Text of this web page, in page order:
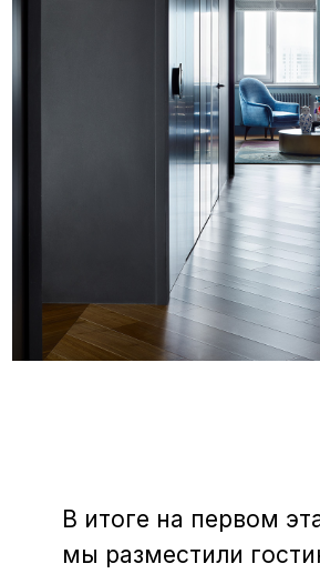
хранения велосипедов, гостевой
спальню с ванной
и гардеробной, спальню сына,
спальню двух дочерей, детский
санузел, игровую, холл. Часть
пространство занял лестничный